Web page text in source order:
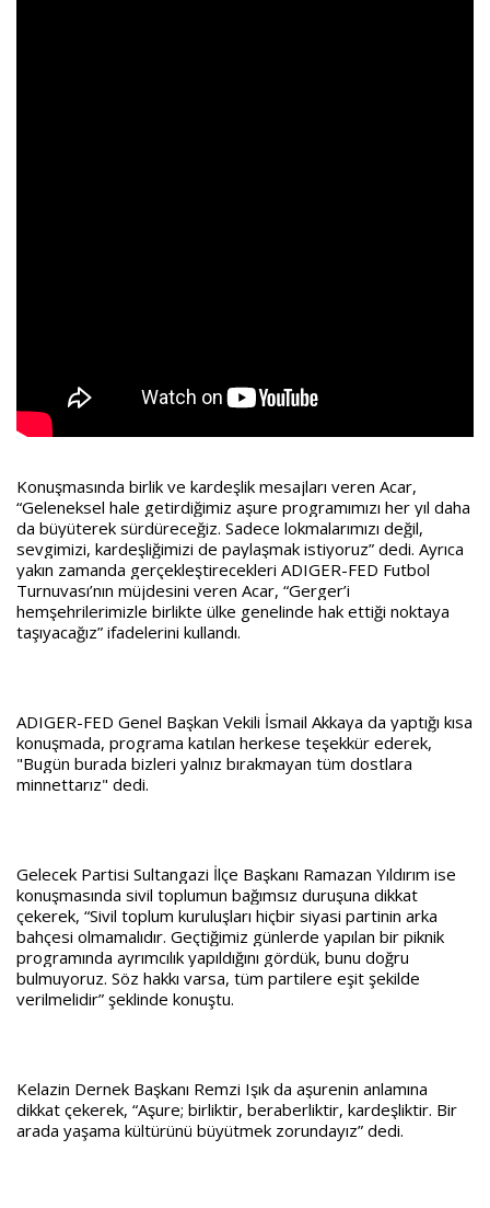
Konuşmasında birlik ve kardeşlik mesajları veren Acar,
“Geleneksel hale getirdiğimiz aşure programımızı her yıl daha
da büyüterek sürdüreceğiz. Sadece lokmalarımızı değil,
sevgimizi, kardeşliğimizi de paylaşmak istiyoruz” dedi. Ayrıca
yakın zamanda gerçekleştirecekleri ADIGER-FED Futbol
Turnuvası’nın müjdesini veren Acar, “Gerger’i
hemşehrilerimizle birlikte ülke genelinde hak ettiği noktaya
taşıyacağız” ifadelerini kullandı.
ADIGER-FED Genel Başkan Vekili İsmail Akkaya da yaptığı kısa
konuşmada, programa katılan herkese teşekkür ederek,
"Bugün burada bizleri yalnız bırakmayan tüm dostlara
minnettarız" dedi.
Gelecek Partisi Sultangazi İlçe Başkanı Ramazan Yıldırım ise
konuşmasında sivil toplumun bağımsız duruşuna dikkat
çekerek, “Sivil toplum kuruluşları hiçbir siyasi partinin arka
bahçesi olmamalıdır. Geçtiğimiz günlerde yapılan bir piknik
programında ayrımcılık yapıldığını gördük, bunu doğru
bulmuyoruz. Söz hakkı varsa, tüm partilere eşit şekilde
verilmelidir” şeklinde konuştu.
Kelazin Dernek Başkanı Remzi Işık da aşurenin anlamına
dikkat çekerek, “Aşure; birliktir, beraberliktir, kardeşliktir. Bir
arada yaşama kültürünü büyütmek zorundayız” dedi.